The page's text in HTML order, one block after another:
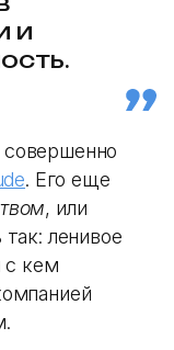
И
. Его еще
, или
ленивое
с кем